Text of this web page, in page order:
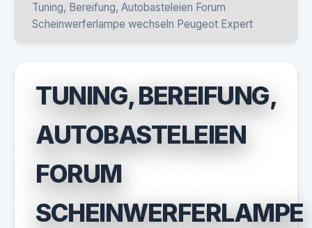
Tuning, Bereifung, Autobasteleien Forum
Scheinwerferlampe wechseln Peugeot Expert
TUNING, BEREIFUNG,
AUTOBASTELEIEN
FORUM
SCHEINWERFERLAMPE